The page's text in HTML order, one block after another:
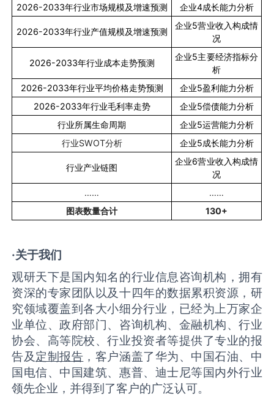
2026-2033年行业市场规模及增速预测 企业4成长能力分析
2026-2033年行业产值规模及增速预测
企业5营业收入构成情
况
2026-2033年行业成本走势预测
企业5主要经济指标分
析
2026-2033年行业平均价格走势预测 企业5盈利能力分析
2026-2033年行业毛利率走势 企业5偿债能力分析
行业所属生命周期
企业5运营能力分析
行业SWOT分析 企业5成长能力分析
行业产业链图
企业6营业收入构成情
况
……
……
图表数量合计
130+
·关于我们
观研天下是国内知名的行业信息咨询机构，拥有
资深的专家团队以及十四年的数据累积资源，研
究领域覆盖到各大小细分行业，已经为上万家企
业单位、政府部门、咨询机构、金融机构、行业
协会、高等院校、行业投资者等提供了专业的报
告及定制报告 ，客户涵盖了华为、中国石油、中
国电信、中国建筑、惠普、迪士尼等国内外行业
领先企业，并得到了客户的广泛认可。